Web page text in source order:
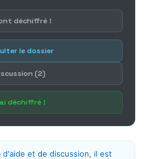
déchiffré !
le dossier
(2)
déchiffré !
et de discussion, il est